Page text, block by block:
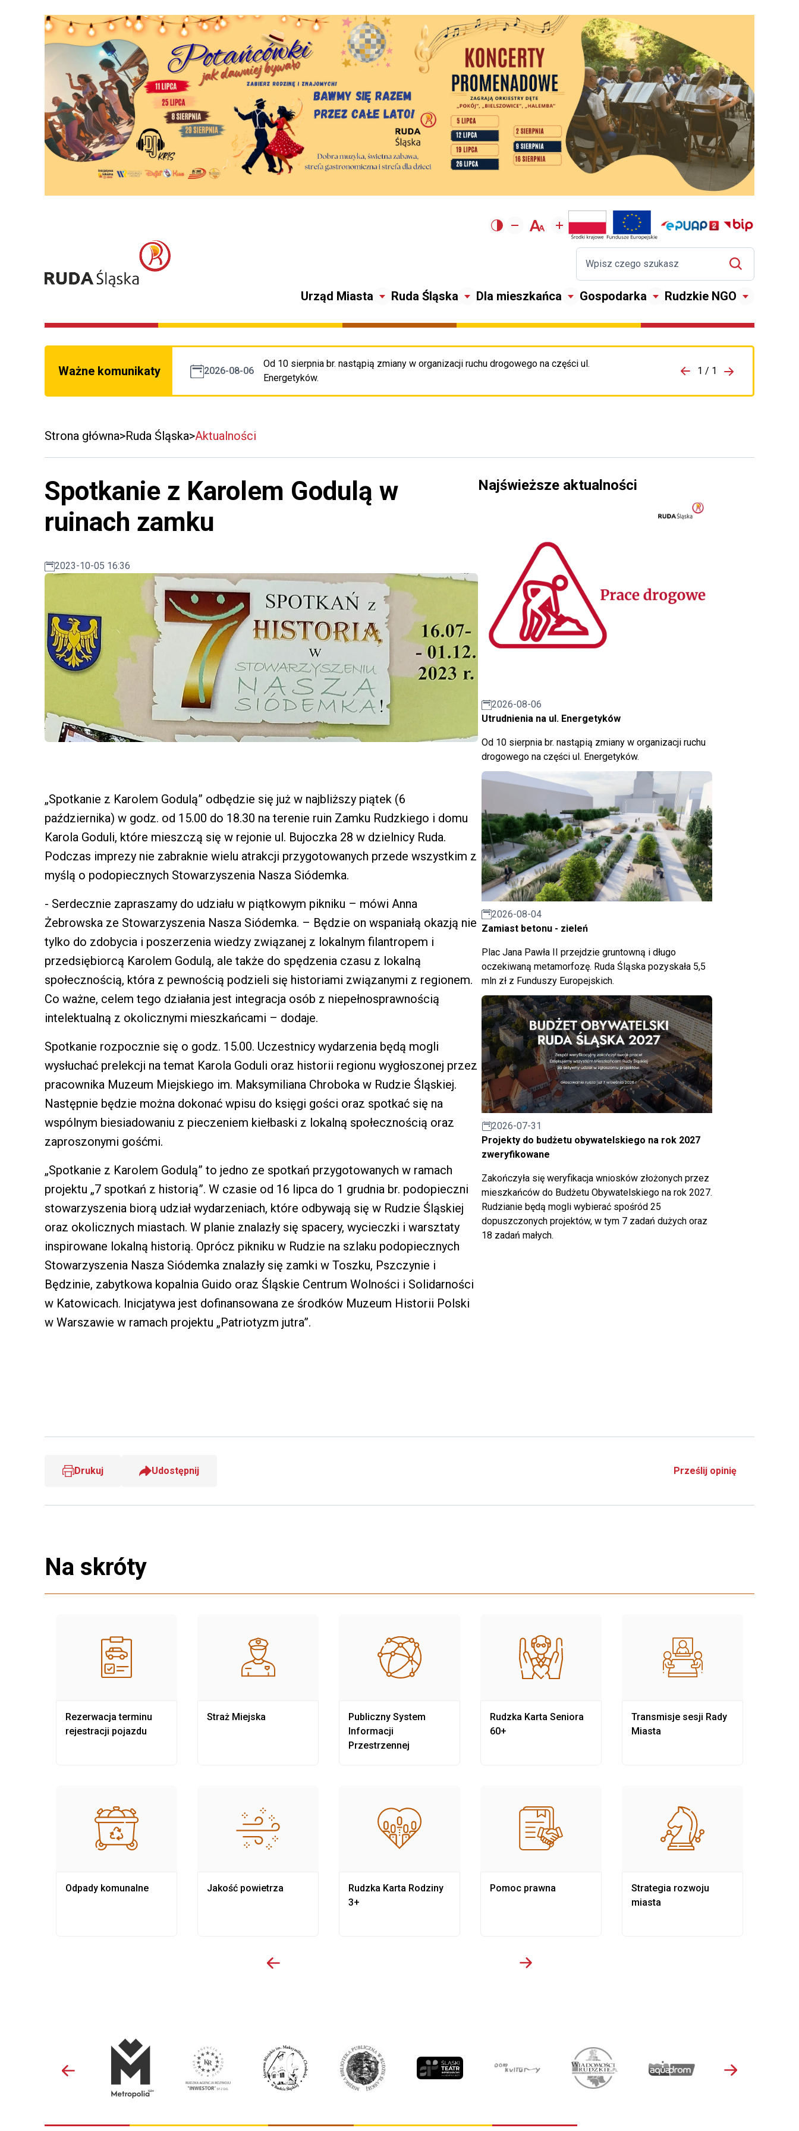
Urząd Miasta Ruda Śląska Dla mieszkańca Gospodarka Rudzkie NGO
Ważne komunikaty 2026-08-06
Od 10 sierpnia br. nastąpią zmiany w organizacji ruchu drogowego na części ul.
Energetyków.
Przejdź do porzpedniego komunikatu 1 / 1
Przejdź do
Strona główna Ruda Śląska Aktualności
Spotkanie z Karolem Godulą w
ruinach zamku
2023-10-05 16:36
„Spotkanie z Karolem Godulą” odbędzie się już w najbliższy piątek (6
października) w godz. od 15.00 do 18.30 na terenie ruin Zamku Rudzkiego i domu
Karola Goduli, które mieszczą się w rejonie ul. Bujoczka 28 w dzielnicy Ruda.
Podczas imprezy nie zabraknie wielu atrakcji przygotowanych przede wszystkim z
myślą o podopiecznych Stowarzyszenia Nasza Siódemka.
- Serdecznie zapraszamy do udziału w piątkowym pikniku – mówi Anna
Żebrowska ze Stowarzyszenia Nasza Siódemka. – Będzie on wspaniałą okazją nie
tylko do zdobycia i poszerzenia wiedzy związanej z lokalnym filantropem i
przedsiębiorcą Karolem Godulą, ale także do spędzenia czasu z lokalną
społecznością, która z pewnością podzieli się historiami związanymi z regionem.
Co ważne, celem tego działania jest integracja osób z niepełnosprawnością
intelektualną z okolicznymi mieszkańcami – dodaje.
Spotkanie rozpocznie się o godz. 15.00. Uczestnicy wydarzenia będą mogli
wysłuchać prelekcji na temat Karola Goduli oraz historii regionu wygłoszonej przez
pracownika Muzeum Miejskiego im. Maksymiliana Chroboka w Rudzie Śląskiej.
Następnie będzie można dokonać wpisu do księgi gości oraz spotkać się na
wspólnym biesiadowaniu z pieczeniem kiełbaski z lokalną społecznością oraz
zaproszonymi gośćmi.
„Spotkanie z Karolem Godulą” to jedno ze spotkań przygotowanych w ramach
projektu „7 spotkań z historią”. W czasie od 16 lipca do 1 grudnia br. podopieczni
stowarzyszenia biorą udział wydarzeniach, które odbywają się w Rudzie Śląskiej
oraz okolicznych miastach. W planie znalazły się spacery, wycieczki i warsztaty
inspirowane lokalną historią. Oprócz pikniku w Rudzie na szlaku podopiecznych
Stowarzyszenia Nasza Siódemka znalazły się zamki w Toszku, Pszczynie i
Będzinie, zabytkowa kopalnia Guido oraz Śląskie Centrum Wolności i Solidarności
w Katowicach. Inicjatywa jest dofinansowana ze środków Muzeum Historii Polski
w Warszawie w ramach projektu „Patriotyzm jutra”.
Najświeższe aktualności
2026-08-06
Utrudnienia na ul. Energetyków
Od 10 sierpnia br. nastąpią zmiany w organizacji ruchu
drogowego na części ul. Energetyków.
2026-08-04
Zamiast betonu - zieleń
Plac Jana Pawła II przejdzie gruntowną i długo
oczekiwaną metamorfozę. Ruda Śląska pozyskała 5,5
mln zł z Funduszy Europejskich.
2026-07-31
Projekty do budżetu obywatelskiego na rok 2027
zweryfikowane
Zakończyła się weryfikacja wniosków złożonych przez
mieszkańców do Budżetu Obywatelskiego na rok 2027.
Rudzianie będą mogli wybierać spośród 25
dopuszczonych projektów, w tym 7 zadań dużych oraz
18 zadań małych.
Drukuj Udostępnij Prześlij opinię
Na skróty
Rezerwacja terminu
rejestracji pojazdu
Odpady komunalne
Straż Miejska
Jakość powietrza
Publiczny System
Informacji
Przestrzennej
Rudzka Karta Rodziny
3+
Rudzka Karta Seniora
60+
Pomoc prawna
Transmisje sesji Rady
Miasta
Strategia rozwoju
miasta